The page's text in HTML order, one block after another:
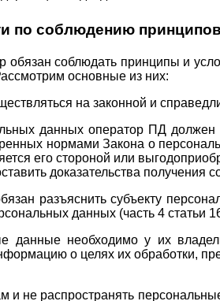
по соблюдению
соблюдать принципы и
основные из них:
на законной и
данных оператор ПД
нормами Закона о
его стороной или
доказательства
разъяснить субъекту
данных (часть 4
данные необходимо у их
о целях их обработки,
и не распространять